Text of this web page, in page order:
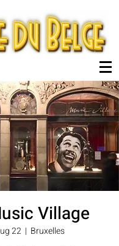
Village
22
  |
Bruxelles